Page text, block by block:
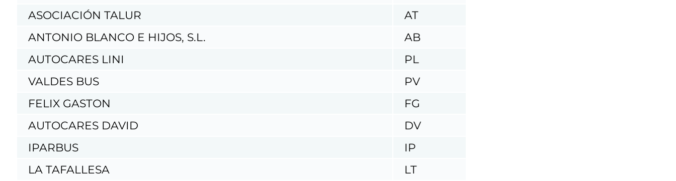
ASOCIACIÓN TALUR
AT
ANTONIO BLANCO E HIJOS, S.L.
AB
AUTOCARES LINI
PL
VALDES BUS
PV
FELIX GASTON
FG
AUTOCARES DAVID
DV
IPARBUS
IP
LA TAFALLESA
LT